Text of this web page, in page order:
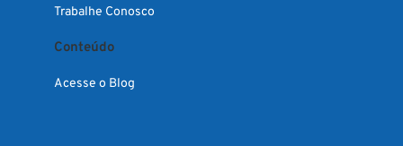
Trabalhe Conosco
Conteúdo
Acesse o Blog